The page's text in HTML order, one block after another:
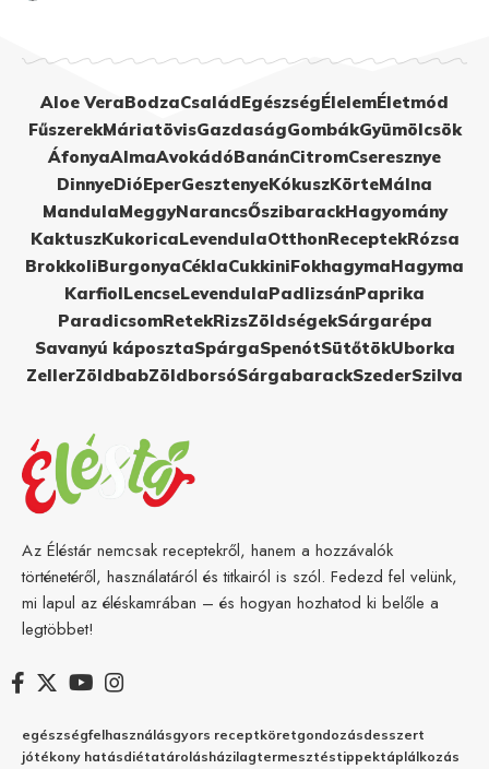
Aloe VeraBodzaCsaládEgészségÉlelemÉletmód
FűszerekMáriatövisGazdaságGombákGyümölcsök
ÁfonyaAlmaAvokádóBanánCitromCseresznye
DinnyeDióEperGesztenyeKókuszKörteMálna
MandulaMeggyNarancsŐszibarackHagyomány
KaktuszKukoricaLevendulaOtthonReceptekRózsa
BrokkoliBurgonyaCéklaCukkiniFokhagymaHagyma
KarfiolLencseLevendulaPadlizsánPaprika
ParadicsomRetekRizsZöldségekSárgarépa
Savanyú káposztaSpárgaSpenótSütőtökUborka
ZellerZöldbabZöldborsóSárgabarackSzederSzilva
Az Éléstár nemcsak receptekről, hanem a hozzávalók
történetéről, használatáról és titkairól is szól. Fedezd fel velünk,
mi lapul az éléskamrában – és hogyan hozhatod ki belőle a
legtöbbet!
egészségfelhasználásgyors receptköretgondozásdesszert
jótékony hatásdiétatárolásházilagtermesztéstippektáplálkozás